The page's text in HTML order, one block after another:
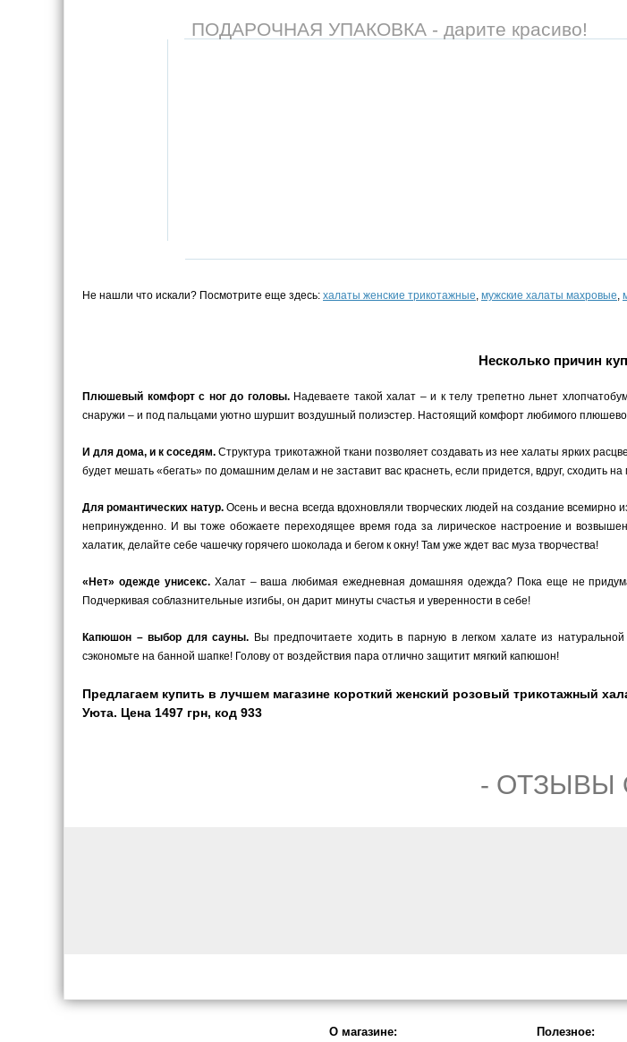
ПОДАРОЧНАЯ УПАКОВКА - дарите красиво!
Не нашли что искали? Посмотрите еще здесь: халаты женские трикотажные, мужские халаты махровые,
Несколько причин
Плюшевый комфорт с ног до головы.Надеваете такой халат – и к телу трепетно льнет
снаружи – и под пальцами уютно шуршит воздушный полиэстер. Настоящий комфорт любимого
И для дома, и к соседям. Структура трикотажной ткани позволяет создавать из нее халаты ярких
будет мешать «бегать» по домашним делам и не заставит вас краснеть, если придется, вдруг, сходить на
Для романтических натур. Осень и весна всегда вдохновляли творческих людей на создание
непринужденно. И вы тоже обожаете переходящее время года за лирическое настроение и
халатик, делайте себе чашечку горячего шоколада и бегом к окну! Там уже ждет вас муза творчества!
«Нет» одежде унисекс.Халат – ваша любимая ежедневная домашняя одежда? Пока еще не
Подчеркивая соблазнительные изгибы, он дарит минуты счастья и уверенности в себе!
Капюшон – выбор для сауны. Вы предпочитаете ходить в парную в легком халате из
сэкономьте на банной шапке! Голову от воздействия пара отлично защитит мягкий капюшон!
Предлагаем купить в лучшем магазине короткий женский розовый трикотажный
Уюта. Цена 1497 грн, код 933
- ОТЗЫВЫ
О магазине: Полезное: